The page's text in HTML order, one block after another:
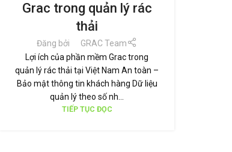
Grac trong quản lý rác
thải
Đăng bởi
GRAC Team
Lợi ích của phần mềm Grac trong
quản lý rác thải tại Việt Nam An toàn –
Bảo mật thông tin khách hàng Dữ liệu
quản lý theo số nh...
TIẾP TỤC ĐỌC